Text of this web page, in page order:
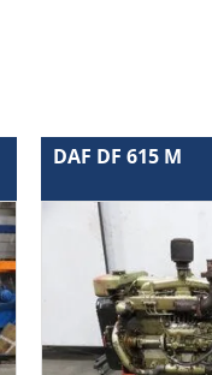
DAF DF 615 M